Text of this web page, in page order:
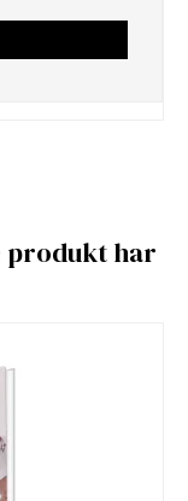
produkt har